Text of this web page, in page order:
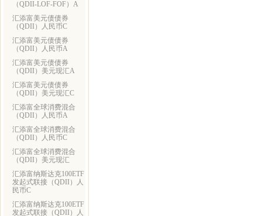
（QDII-LOF-FOF）A
汇添富美元债债券
（QDII）人民币C
汇添富美元债债券
（QDII）人民币A
汇添富美元债债券
（QDII）美元现汇A
汇添富美元债债券
（QDII）美元现汇C
汇添富全球消费混合
（QDII）人民币A
汇添富全球消费混合
（QDII）人民币C
汇添富全球消费混合
（QDII）美元现汇
汇添富纳斯达克100ETF
发起式联接（QDII）人
民币C
汇添富纳斯达克100ETF
发起式联接（QDII）人